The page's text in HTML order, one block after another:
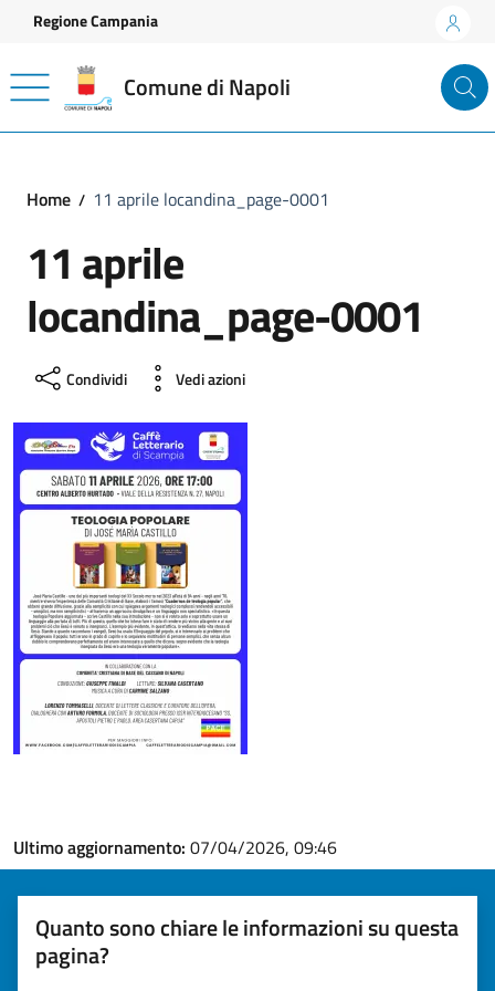
Vai ai contenuti
Vai al footer
Regione Campania
Comune di Napoli
Home 11 aprile locandina_page-0001
11 aprile
locandina_page-0001
Condividi Vedi azioni
Ultimo aggiornamento: 07/04/2026, 09:46
Quanto sono chiare le informazioni su questa
pagina?